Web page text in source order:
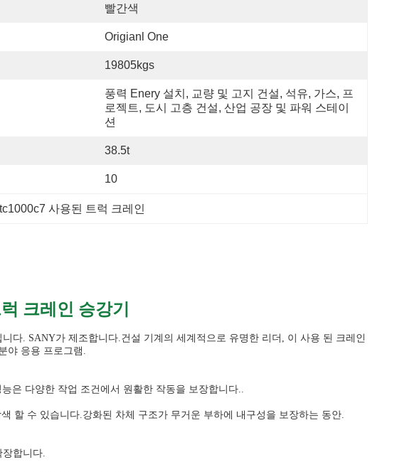
빨간색
Origianl One
19805kgs
풍력 Enery 설치, 교량 및 고지 건설, 석유, 가스, 프
로젝트, 도시 고층 건설, 산업 공장 및 파워 스테이
션
38.5t
10
사용된 트럭 크레인
크레인 승강기
다. SANY가 제조합니다.건설 기계의 세계적으로 유명한 리더, 이 사용 된 크레인
야 응용 프로그램.
은 다양한 작업 조건에서 원활한 작동을 보장합니다..
할 수 있습니다.강화된 차체 구조가 무거운 부하에 내구성을 보장하는 동안.
합니다.